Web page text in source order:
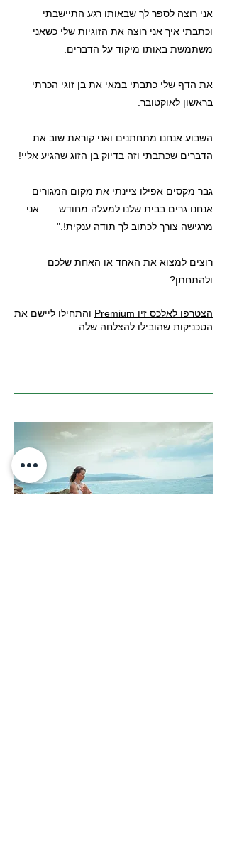
אני רוצה לספר לך שבאותו רגע התיישבתי
וכתבתי איך אני רוצה את הזוגיות שלי כשאני
משתמשת באותו מיקוד על הדברים.
את הדף שלי כתבתי במאי את בן זוגי הכרתי
בראשון לאוקטובר.
השבוע אנחנו מתחתנים ואני קוראת שוב את
הדברים שכתבתי וזה בדיוק בן הזוג שהגיע אליי!
גבר מקסים אפילו ציינתי את מקום המגורים
אנחנו גרים בבית שלנו למעלה מחודש……אני
מרגישה צורך לכתוב לך תודה ענקית!."
רוצים למצוא את האחד או האחת שלכם
ולהתחתן?
הצטרפו לאלכס זיו Premium
והתחילו ליישם את
הטכניקות שהובילו להצלחה שלה.